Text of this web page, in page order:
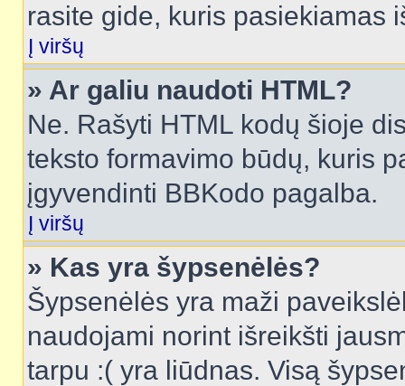
rasite gide, kuris pasiekiamas
Į viršų
» Ar galiu naudoti HTML?
Ne. Rašyti HTML kodų šioje
teksto formavimo būdų, kuris
įgyvendinti BBKodo pagalba.
Į viršų
» Kas yra šypsenėlės?
Šypsenėlės yra maži
naudojami norint išreikšti
tarpu :( yra liūdnas. Visą